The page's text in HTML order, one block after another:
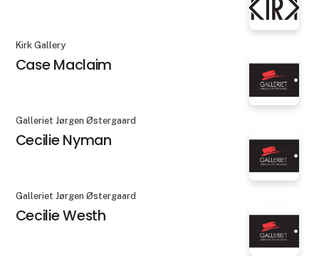
Kirk Gallery
Case Maclaim
Galleriet Jørgen Østergaard
Cecilie Nyman
Galleriet Jørgen Østergaard
Cecilie Westh